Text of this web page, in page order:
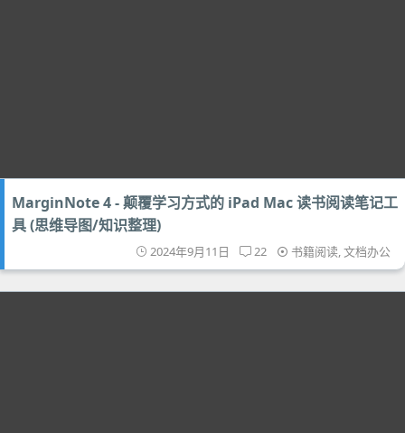
MarginNote 4 - 颠覆学习方式的 iPad Mac 读书阅读笔记工
具 (思维导图/知识整理)
2024年9月11日 22 书籍阅读,文档办公